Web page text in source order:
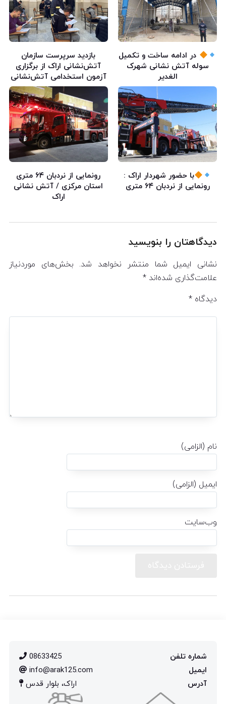
در ادامه ساخت و تکمیل
سوله آتش نشانی شهرک
الغدیر
بازدید سرپرست سازمان
آتش‌نشانی اراک از برگزاری
آزمون استخدامی آتش‌نشانی
با حضور شهردار اراک :
رونمایی از نردبان ۶۴ متری
رونمایی از نردبان ۶۴ متری
استان مرکزی / آتش نشانی
اراک
دیدگاهتان را بنویسید
نشانی ایمیل شما منتشر نخواهد شد. بخش‌های موردنیاز
علامت‌گذاری شده‌اند *
دیدگاه *
نام (الزامی)
ایمیل (الزامی)
وب‌سایت
شماره تلفن
08633425
ایمیل
info@arak125.com
آدرس
اراک، بلوار قدس